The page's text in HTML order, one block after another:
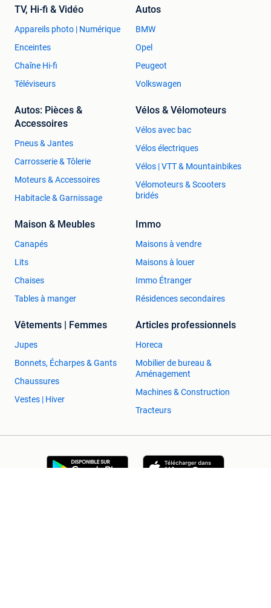
TV, Hi-fi & Vidéo
Appareils photo | Numérique
Enceintes
Chaîne Hi-fi
Téléviseurs
Autos
BMW
Opel
Peugeot
Volkswagen
Autos: Pièces &
Accessoires
Pneus & Jantes
Carrosserie & Tôlerie
Moteurs & Accessoires
Habitacle & Garnissage
Vélos & Vélomoteurs
Vélos avec bac
Vélos électriques
Vélos | VTT & Mountainbikes
Vélomoteurs & Scooters
bridés
Maison & Meubles
Canapés
Lits
Chaises
Tables à manger
Immo
Maisons à vendre
Maisons à louer
Immo Étranger
Résidences secondaires
Vêtements | Femmes
Jupes
Bonnets, Écharpes & Gants
Chaussures
Vestes | Hiver
Articles professionnels
Horeca
Mobilier de bureau &
Aménagement
Machines & Construction
Tracteurs